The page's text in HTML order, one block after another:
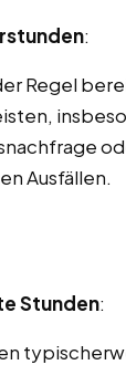
:
Regel
Ausfällen.
Stunden: